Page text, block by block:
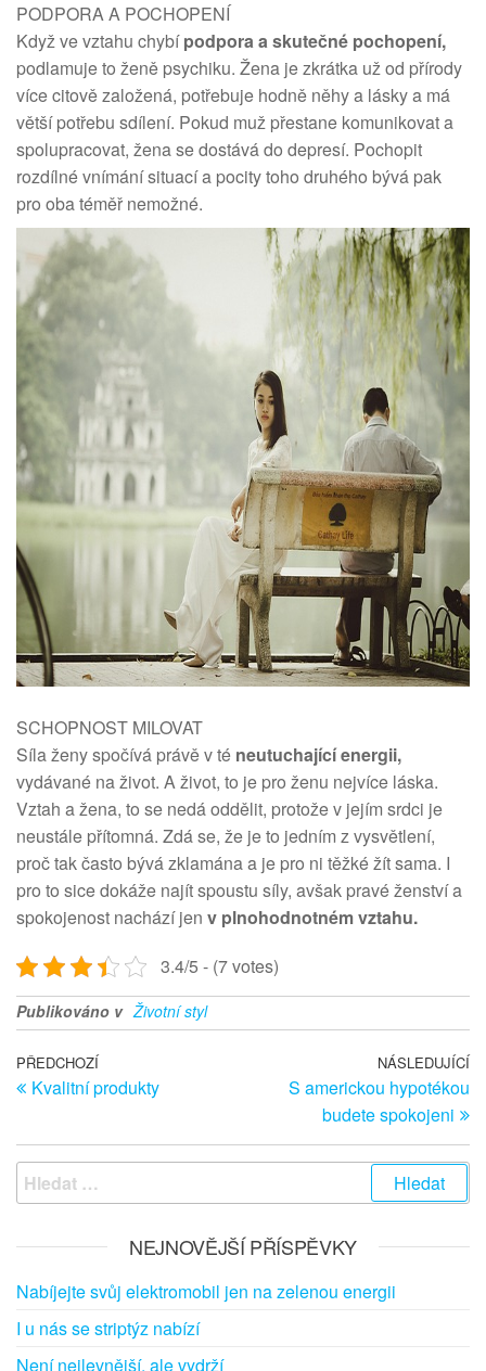
PODPORA A POCHOPENÍ
Když ve vztahu chybípodpora a skutečné pochopení,
podlamuje to ženě psychiku. Žena je zkrátka už od přírody
více citově založená, potřebuje hodně něhy a lásky a má
větší potřebu sdílení. Pokud muž přestane komunikovat a
spolupracovat, žena se dostává do depresí. Pochopit
rozdílné vnímání situací a pocity toho druhého bývá pak
pro oba téměř nemožné.
SCHOPNOST MILOVAT
Síla ženyspočívá právě v té neutuchající energii,
vydávané na život. A život, to je pro ženu nejvíce láska.
Vztah a žena, to se nedá oddělit, protože v jejím srdci je
neustále přítomná. Zdá se, že je to jedním z vysvětlení,
proč tak často bývá zklamána a je pro ni těžké žít sama. I
pro to sice dokáže najít spoustu síly, avšak pravé ženství a
spokojenost nachází jen v plnohodnotném vztahu.
3.4/5 - (7 votes)
Publikováno v Životní styl
Navigace pro příspěvek
Předchozí článek
PŘEDCHOZÍ
Kvalitní produkty
NÁSLEDUJÍCÍ
S americkou hypotékou
budete spokojeni
Vyhledávání
NEJNOVĚJŠÍ PŘÍSPĚVKY
Nabíjejte svůj elektromobil jen na zelenou energii
I u nás se striptýz nabízí
Není nejlevnější, ale vydrží